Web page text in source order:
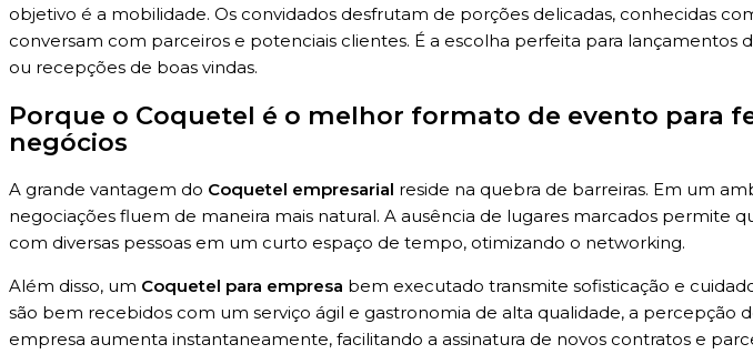
objetivo é a mobilidade. Os convidados desfrutam de porções delicadas, conhecidas
conversam com parceiros e potenciais clientes. É a escolha perfeita para lançamentos
ou recepções de boas vindas.
Porque o Coquetel é o melhor formato de evento para
negócios
A grande vantagem do Coquetel empresarial reside na quebra de barreiras. Em um
negociações fluem de maneira mais natural. A ausência de lugares marcados permite
com diversas pessoas em um curto espaço de tempo, otimizando o networking.
Além disso, um Coquetel para empresa bem executado transmite sofisticação e
são bem recebidos com um serviço ágil e gastronomia de alta qualidade, a percepção
empresa aumenta instantaneamente, facilitando a assinatura de novos contratos e